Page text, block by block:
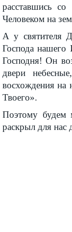
расставшись
Человеком на
А у святителя
Господа нашего
Господня! Он
двери
восхождения на
Твоего».
Поэтому
раскрыл для нас